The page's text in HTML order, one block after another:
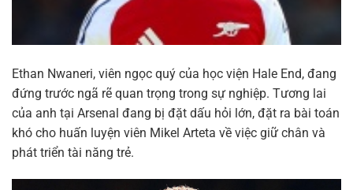
Ethan Nwaneri, viên ngọc quý của học viện Hale End, đang
đứng trước ngã rẽ quan trọng trong sự nghiệp. Tương lai
của anh tại Arsenal đang bị đặt dấu hỏi lớn, đặt ra bài toán
khó cho huấn luyện viên Mikel Arteta về việc giữ chân và
phát triển tài năng trẻ.